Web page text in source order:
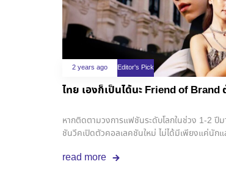
2 years ago Editor's Pick
หากติดตามวงการแฟชันระดับโลกในช่วง 1-2 ปี
ชันวีคเปิดตัวคอลเลคชันใหม่ ไม่ได้มีเพียงแค่นั
นั้น หลายแบรนด์ยังแสดงออกถึงการเริ่มให้ควา
read more